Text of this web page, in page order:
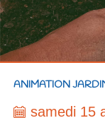
ANIMATION
samedi 15